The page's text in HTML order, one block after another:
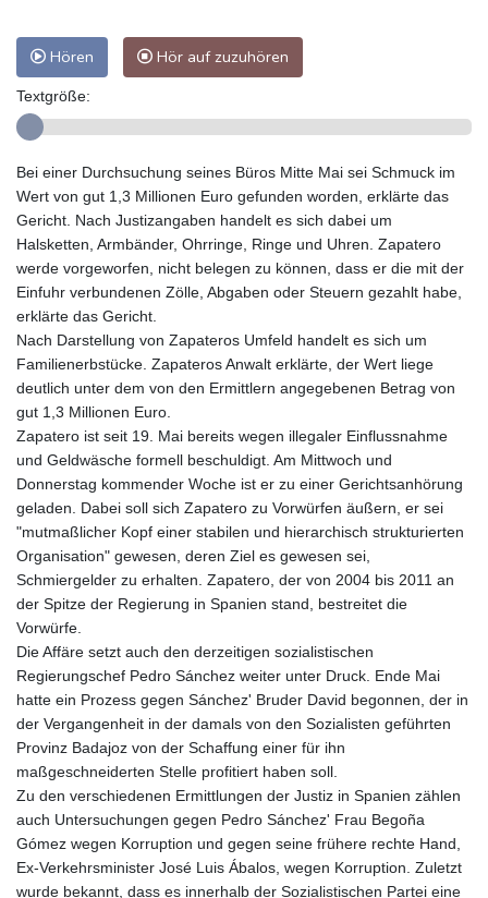
Hören Hör auf zuzuhören
Textgröße:
Bei einer Durchsuchung seines Büros Mitte Mai sei Schmuck im
Wert von gut 1,3 Millionen Euro gefunden worden, erklärte das
Gericht. Nach Justizangaben handelt es sich dabei um
Halsketten, Armbänder, Ohrringe, Ringe und Uhren. Zapatero
werde vorgeworfen, nicht belegen zu können, dass er die mit der
Einfuhr verbundenen Zölle, Abgaben oder Steuern gezahlt habe,
erklärte das Gericht.
Nach Darstellung von Zapateros Umfeld handelt es sich um
Familienerbstücke. Zapateros Anwalt erklärte, der Wert liege
deutlich unter dem von den Ermittlern angegebenen Betrag von
gut 1,3 Millionen Euro.
Zapatero ist seit 19. Mai bereits wegen illegaler Einflussnahme
und Geldwäsche formell beschuldigt. Am Mittwoch und
Donnerstag kommender Woche ist er zu einer Gerichtsanhörung
geladen. Dabei soll sich Zapatero zu Vorwürfen äußern, er sei
"mutmaßlicher Kopf einer stabilen und hierarchisch strukturierten
Organisation" gewesen, deren Ziel es gewesen sei,
Schmiergelder zu erhalten. Zapatero, der von 2004 bis 2011 an
der Spitze der Regierung in Spanien stand, bestreitet die
Vorwürfe.
Die Affäre setzt auch den derzeitigen sozialistischen
Regierungschef Pedro Sánchez weiter unter Druck. Ende Mai
hatte ein Prozess gegen Sánchez' Bruder David begonnen, der in
der Vergangenheit in der damals von den Sozialisten geführten
Provinz Badajoz von der Schaffung einer für ihn
maßgeschneiderten Stelle profitiert haben soll.
Zu den verschiedenen Ermittlungen der Justiz in Spanien zählen
auch Untersuchungen gegen Pedro Sánchez' Frau Begoña
Gómez wegen Korruption und gegen seine frühere rechte Hand,
Ex-Verkehrsminister José Luis Ábalos, wegen Korruption. Zuletzt
wurde bekannt, dass es innerhalb der Sozialistischen Partei eine